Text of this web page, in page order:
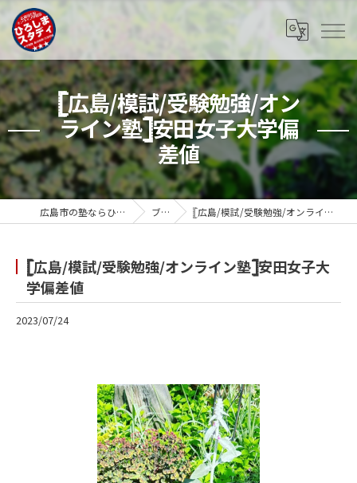
𓊈広島/模試/受験勉強/オン
ライン塾𓊉安田女子大学偏
差値
広島市の塾ならひろしまスタディ ブログ 𓊈広島/模試/受験勉強/オンライン塾𓊉安田女子大学偏差値
𓊈広島/模試/受験勉強/オンライン塾𓊉安田女子大
学偏差値
2023/07/24